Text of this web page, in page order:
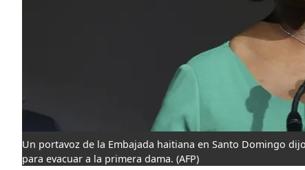
Un portavoz de la Embajada haitiana en Santo Domingo
para evacuar a la primera dama. (AFP)